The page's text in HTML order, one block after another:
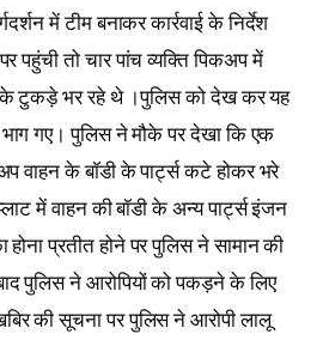
में टीम बनाकर कार्रवाई के निर्देश
पहुंची तो चार पांच व्यक्ति पिकअप में
के टुकड़े भर रहे थे ।पुलिस को देख कर यह
गए। पुलिस ने मौके पर देखा कि एक
वाहन के बॉडी के पार्ट्स कटे होकर भरे
में वाहन की बॉडी के अन्य पार्ट्स इंजन
प्रतीत होने पर पुलिस ने सामान की
पुलिस ने आरोपियों को पकड़ने के लिए
की सूचना पर पुलिस ने आरोपी लालू